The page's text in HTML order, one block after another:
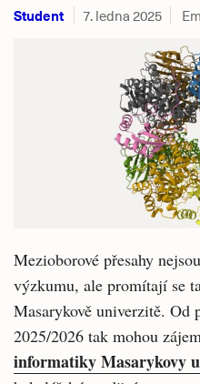
Student 7. ledna 2025
Mezioborové přesahy
výzkumu, ale promítají se
Masarykově univerzitě. Od
2025/2026 tak mohou
informatiky Masarykovy